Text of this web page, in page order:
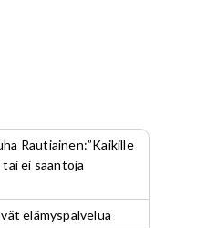
Rautiainen:”Kaikille
ei sääntöjä
elämyspalvelua